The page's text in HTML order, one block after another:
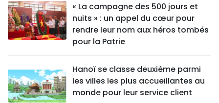
« La campagne des 500 jours et
nuits » : un appel du cœur pour
rendre leur nom aux héros tombés
pour la Patrie
Hanoï se classe deuxième parmi
les villes les plus accueillantes au
monde pour leur service client